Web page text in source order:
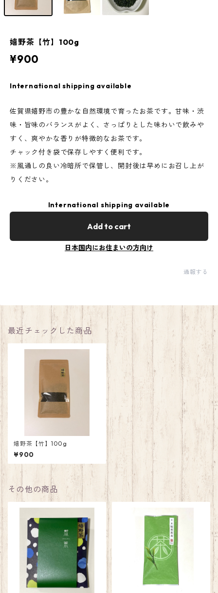
嬉野茶【竹】100g
¥900
International shipping available
佐賀県嬉野市の豊かな自然環境で育ったお茶です。甘味・渋
味・旨味のバランスがよく、さっぱりとした味わいで飲みや
すく、爽やかな香りが特徴的なお茶です。
チャック付き袋で保存しやすく便利です。
※風通しの良い冷暗所で保管し、開封後は早めにお召し上が
りください。
International shipping available
Add to cart
日本国内にお住まいの方向け
通報する
最近チェックした商品
嬉野茶【竹】100g
¥900
その他の商品